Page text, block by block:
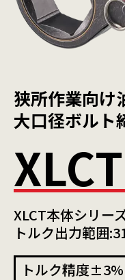
狭所作業向け
大口径ボルト
XLCT
XLCT本体シリー
トルク出力範囲
トルク精度±3%